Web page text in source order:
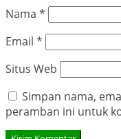
Nama *
Email *
Situs Web
Simpan nama,
peramban ini untuk